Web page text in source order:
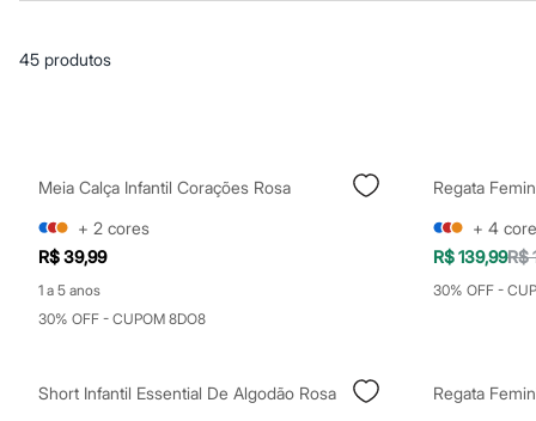
Casacos e Jaquetas
Macacões
Saias
Bonés e Chapéus
Bijoux
Cintos
Óculos
Relógios
Calçados
Botas
Chinelos
Sapatilhas
45 produtos
Meia Calça Infantil Corações Rosa
+ 2 cores
R$ 39,99
1 a 5 anos
30% OFF - CUPOM 8DO8
Regata
+ 4
R$ 139,99R$
30% OFF -
Short Infantil Essential De Algodão Rosa
Regata